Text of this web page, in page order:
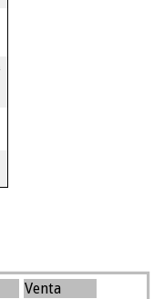
Venta